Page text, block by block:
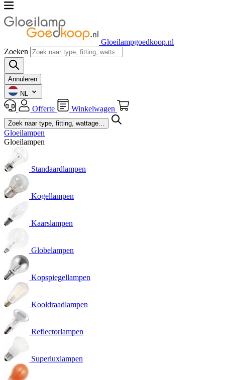
Gloeilampgoedkoop.nl
Zoeken
Annuleren
NL
Offerte Winkelwagen
Gloeilampen
Gloeilampen
Standaardlampen
Kogellampen
Kaarslampen
Globelampen
Kopspiegellampen
Kooldraadlampen
Reflectorlampen
Superluxlampen